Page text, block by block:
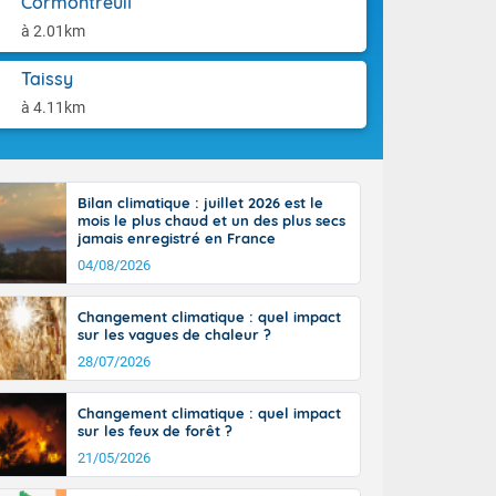
à 2.01km
Taissy
à 4.11km
l'après-
14
il fait
30 à 35
Bilan climatique : juillet 2026 est le
mois le plus chaud et un des plus secs
jamais enregistré en France
04/08/2026
Changement climatique : quel impact
sur les vagues de chaleur ?
28/07/2026
Changement climatique : quel impact
sur les feux de forêt ?
21/05/2026